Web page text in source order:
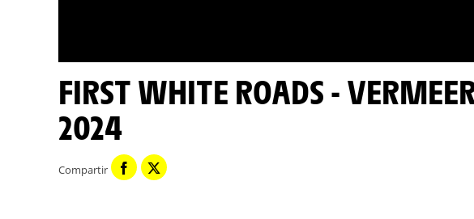
FIRST WHITE ROADS - VERMEERSCH - TOUR DE FRANCE
2024
Compartir